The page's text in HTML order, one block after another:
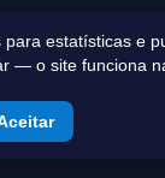
para estatísticas e
— o site funciona